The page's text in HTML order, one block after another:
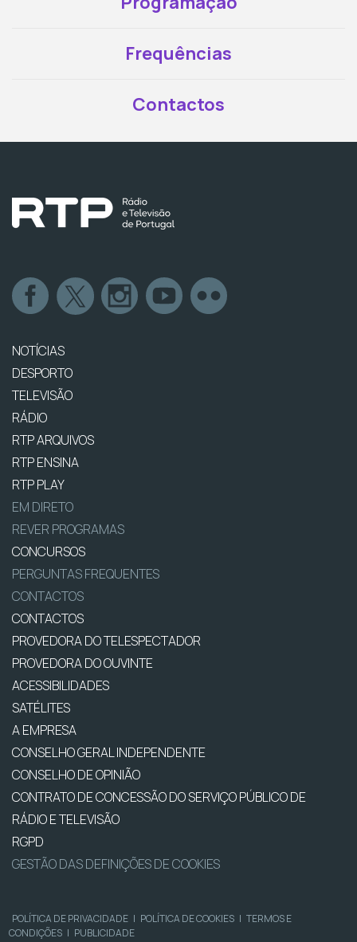
Frequências
Contactos
NOTÍCIAS
DESPORTO
TELEVISÃO
RÁDIO
RTP ARQUIVOS
RTP ENSINA
RTP PLAY
EM DIRETO
REVER PROGRAMAS
CONCURSOS
PERGUNTAS FREQUENTES
CONTACTOS
CONTACTOS
PROVEDORA DO TELESPECTADOR
PROVEDORA DO OUVINTE
ACESSIBILIDADES
SATÉLITES
A EMPRESA
CONSELHO GERAL INDEPENDENTE
CONSELHO DE OPINIÃO
CONTRATO DE CONCESSÃO DO SERVIÇO PÚBLICO DE
RÁDIO E TELEVISÃO
RGPD
GESTÃO DAS DEFINIÇÕES DE COOKIES
POLÍTICA DE PRIVACIDADE | POLÍTICA DE COOKIES | TERMOS E
CONDIÇÕES | PUBLICIDADE